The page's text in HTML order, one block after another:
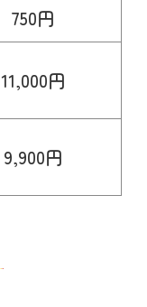
750円
11,000円
9,900円